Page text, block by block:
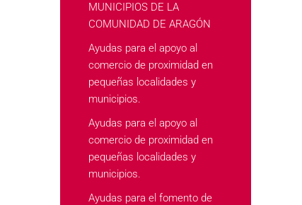
MUNICIPIOS DE LA
COMUNIDAD DE ARAGÓN
Ayudas para el apoyo al
comercio de proximidad en
pequeñas localidades y
municipios.
Ayudas para el apoyo al
comercio de proximidad en
pequeñas localidades y
municipios.
Ayudas para el fomento de